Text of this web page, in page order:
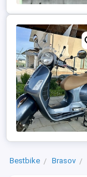
Bestbike Brasov